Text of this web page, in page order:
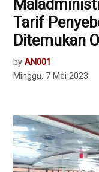
Tarif
Ditemukan
by AN001
Minggu, 7 Mei 2023